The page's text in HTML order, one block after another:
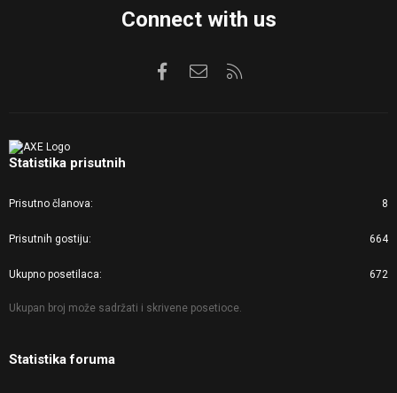
Connect with us
FacebookKontaktirajte nas
Statistika prisutnih
Prisutno članova 8
Prisutnih gostiju 664
Ukupno posetilaca 672
Ukupan broj može sadržati i skrivene posetioce.
Statistika foruma